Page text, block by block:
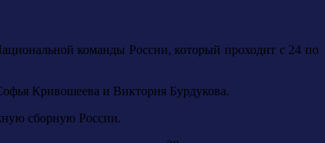
команды России, который проходит с 24 по
Кривошеева и Виктория Бурдукова.
сборную России.